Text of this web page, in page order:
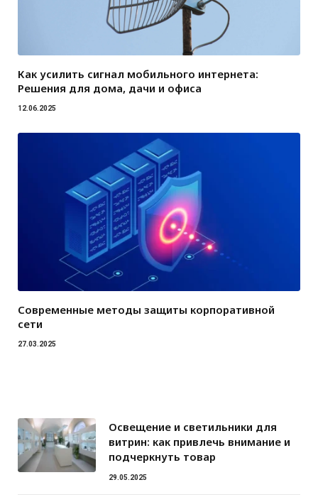
Как усилить сигнал мобильного интернета:
Решения для дома, дачи и офиса
12.06.2025
Современные методы защиты корпоративной
сети
27.03.2025
Освещение и светильники для
витрин: как привлечь внимание и
подчеркнуть товар
29.05.2025